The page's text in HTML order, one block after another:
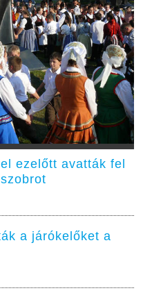
ezelőtt avatták fel
a járókelőket a